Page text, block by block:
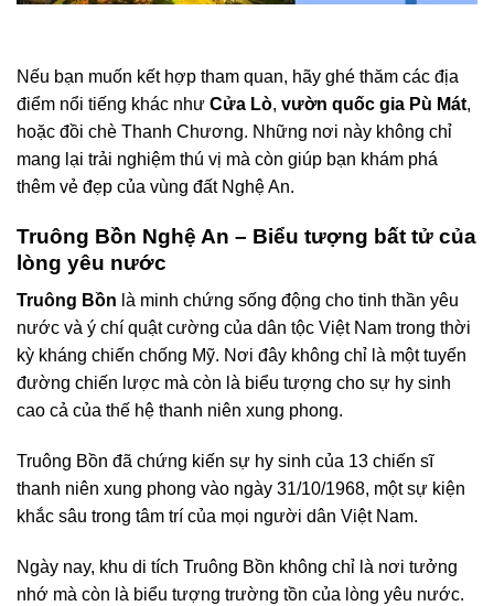
Nếu bạn muốn kết hợp tham quan, hãy ghé thăm các địa
điểm nổi tiếng khác như Cửa Lò, vườn quốc gia Pù Mát,
hoặc đồi chè Thanh Chương. Những nơi này không chỉ
mang lại trải nghiệm thú vị mà còn giúp bạn khám phá
thêm vẻ đẹp của vùng đất Nghệ An.
Truông Bồn Nghệ An – Biểu tượng bất tử của
lòng yêu nước
Truông Bồn là minh chứng sống động cho tinh thần yêu
nước và ý chí quật cường của dân tộc Việt Nam trong thời
kỳ kháng chiến chống Mỹ. Nơi đây không chỉ là một tuyến
đường chiến lược mà còn là biểu tượng cho sự hy sinh
cao cả của thế hệ thanh niên xung phong.
Truông Bồn đã chứng kiến sự hy sinh của 13 chiến sĩ
thanh niên xung phong vào ngày 31/10/1968, một sự kiện
khắc sâu trong tâm trí của mọi người dân Việt Nam.
Ngày nay, khu di tích Truông Bồn không chỉ là nơi tưởng
nhớ mà còn là biểu tượng trường tồn của lòng yêu nước.